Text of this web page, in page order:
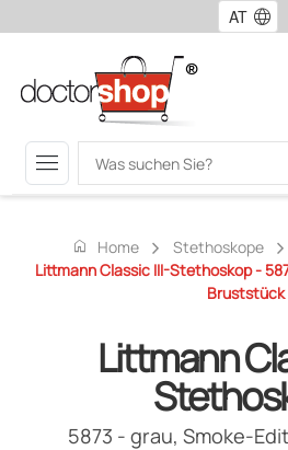
language
menu
home Home Stethoskope
Littmann Classic III-Stethoskop -
Bruststück
Littmann
5873 - grau, Smoke-